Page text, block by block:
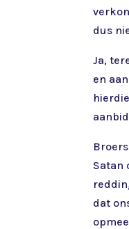
dus
Ja,
en
Satan
dat